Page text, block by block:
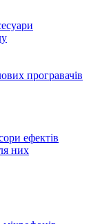
програвачів
ефектів
них